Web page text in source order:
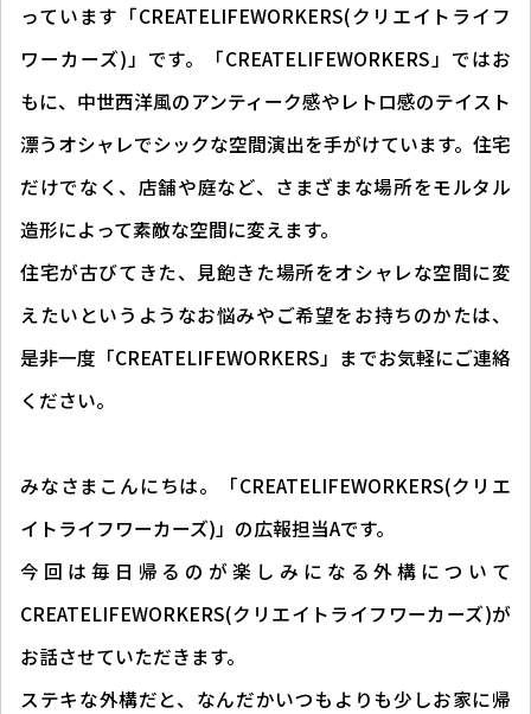
っています「CREATELIFEWORKERS(クリエイトライフ
ワーカーズ)」です。「CREATELIFEWORKERS」ではお
もに、中世西洋風のアンティーク感やレトロ感のテイスト
漂うオシャレでシックな空間演出を手がけています。住宅
だけでなく、店舗や庭など、さまざまな場所をモルタル
造形によって素敵な空間に変えます。
住宅が古びてきた、見飽きた場所をオシャレな空間に変
えたいというようなお悩みやご希望をお持ちのかたは、
是非一度「CREATELIFEWORKERS」までお気軽にご連絡
ください。
みなさまこんにちは。「CREATELIFEWORKERS(クリエ
イトライフワーカーズ)」の広報担当Aです。
今回は毎日帰るのが楽しみになる外構について
CREATELIFEWORKERS(クリエイトライフワーカーズ)が
お話させていただきます。
ステキな外構だと、なんだかいつもよりも少しお家に帰